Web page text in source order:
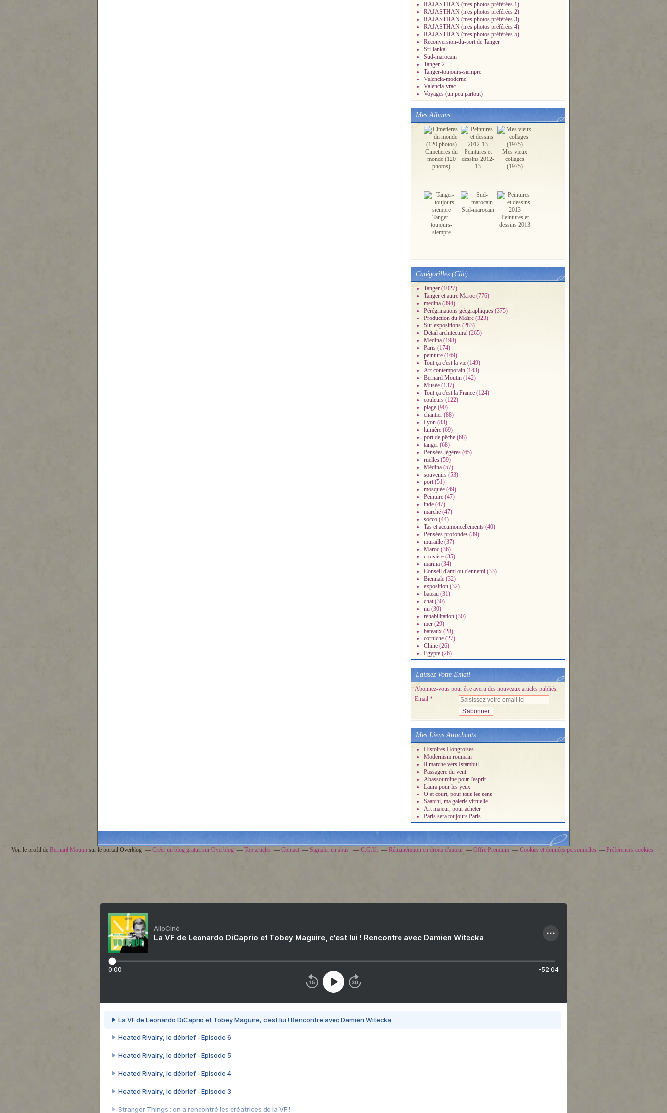
RAJASTHAN (mes photos préférées 1)
RAJASTHAN (mes photos préférées 2)
RAJASTHAN (mes photos préférées 3)
RAJASTHAN (mes photos préférées 4)
RAJASTHAN (mes photos préférées 5)
Reconversion-du-port de Tanger
Sri-lanka
Sud-marocain
Tanger-2
Tanger-toujours-siempre
Valencia-moderne
Valencia-vrac
Voyages (un peu partout)
Mes Albums
Cimetieres du
monde (120
photos)
Peintures et
dessins 2012-
13
Mes vieux
collages
(1975)
Tanger-
toujours-
siempre
Sud-marocain
Peintures et
dessins 2013
Catégorilles (Clic)
Tanger (1027)
Tanger et autre Maroc (776)
medina (394)
Pérégrinations géographiques (375)
Production du Maître (323)
Sur expositions (283)
Détail architectural (265)
Medina (198)
Paris (174)
peinture (169)
Tout ça c'est la vie (149)
Art contemporain (143)
Bernard Moutin (142)
Musée (137)
Tout ça c'est la France (124)
couleurs (122)
plage (90)
chantier (88)
Lyon (83)
lumière (69)
port de pêche (68)
tanger (68)
Pensées légères (65)
ruelles (59)
Médina (57)
souvenirs (53)
port(51)
mosquée (49)
Peinture (47)
inde (47)
marché (47)
socco (44)
Tas et accumoncellements (40)
Pensées profondes (39)
muraille (37)
Maroc (36)
croisière (35)
marina (34)
Conseil d'ami ou d'ennemi (33)
Biennale (32)
exposition (32)
bateau (31)
chat(30)
nu (30)
rehabilitation (30)
mer (29)
bateaux (28)
corniche (27)
Chine (26)
Egypte (26)
Laissez Votre Email
Abonnez-vous pour être averti des nouveaux articles publiés.
Email
Mes Liens Attachants
Histoires Hongroises
Modernism roumain
Il marche vers Istambul
Passagere du vent
Abassourdine pour l'esprit
Laura pour les yeux
O et court, pour tous les sens
Saatchi, ma galerie virtuelle
Art majeur, pour acheter
Paris sera toujours Paris
Voir le profil de Bernard Moutinsur le portail Overblog Créer un blog gratuit sur Overblog Top articles Contact Signaler un abus C.G.U. Rémunération en droits d'auteur Offre Premium Cookies et données personnelles Préférences cookies
AlloCiné
La VF de Leonardo DiCaprio et Tobey Maguire, c'est lui ! Rencontre avec Damien Witecka
0:00 -52:04
La VF de Leonardo DiCaprio et Tobey Maguire, c'est lui ! Rencontre avec Damien Witecka
Heated Rivalry, le débrief - Episode 6
Heated Rivalry, le débrief - Episode 5
Heated Rivalry, le débrief - Episode 4
Heated Rivalry, le débrief - Episode 3
Stranger Things : on a rencontré les créatrices de la VF !